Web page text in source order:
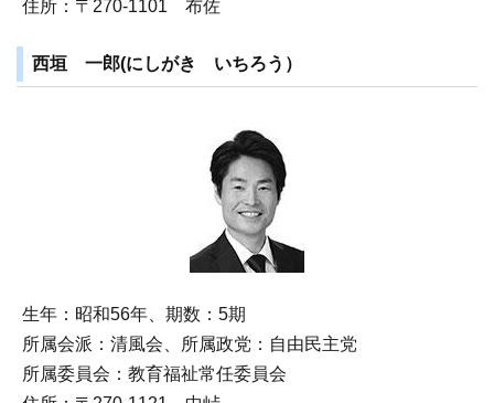
住所：〒270‐1101 布佐
西垣 一郎(にしがき いちろう）
生年：昭和56年、期数：5期
所属会派：清風会、所属政党：自由民主党
所属委員会：教育福祉常任委員会